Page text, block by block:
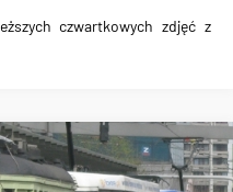
czwartkowych zdjęć z